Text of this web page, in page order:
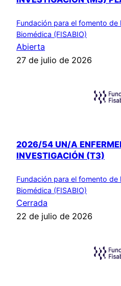
Fundación para el fomento
Biomédica (FISABIO)
Abierta
27 de julio de 2026
2026/54 UN/A
INVESTIGACIÓN (T3)
Fundación para el fomento
Biomédica (FISABIO)
Cerrada
22 de julio de 2026